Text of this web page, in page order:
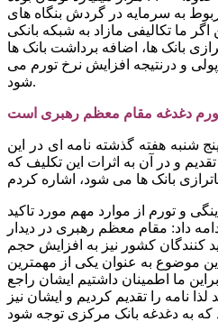
آن مربوط به سرمایه در گردش بنگاه های
اگر ما تکالیفی مازاد به شبکه بانکی
بانک ها، اضافه برداشت بانک ها
و درنتیجه افزایش نرخ تورم می
شود.
دغدغه مقام معظم رهبری است
شنبه هفته گذشته نامه ای در این
و در آن به اثرات این تکلیف که
و تورم از موارد مهم مورد تاکید
داد: مقام معظم رهبری در دیدار
کنندگان کشور نیز به افزایش حجم
موضوع به عنوان یکی از مهمترین
ما اطمینان داشتیم ایشان راجع
نامه را تقدیم کردیم و ایشان نیز